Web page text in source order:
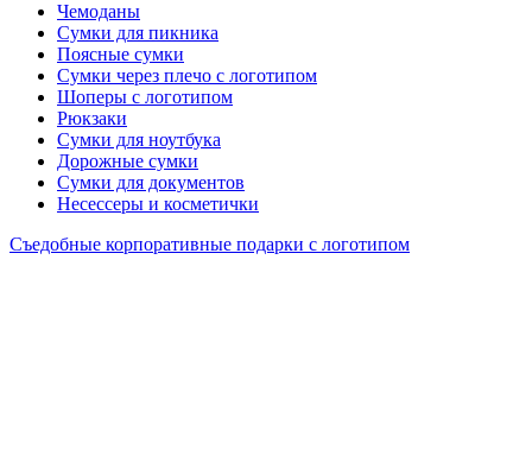
Чемоданы
Сумки для пикника
Поясные сумки
Сумки через плечо с логотипом
Шоперы с логотипом
Рюкзаки
Сумки для ноутбука
Дорожные сумки
Сумки для документов
Несессеры и косметички
Съедобные корпоративные подарки с логотипом